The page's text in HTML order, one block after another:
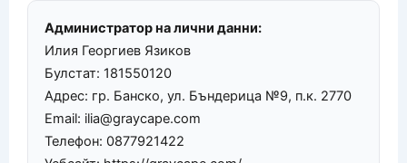
Администратор на лични данни:
Илия Георгиев Язиков
Булстат: 181550120
Адрес: гр. Банско, ул. Бъндерица №9, п.к. 2770
Email: ilia@graycape.com
Телефон: 0877921422